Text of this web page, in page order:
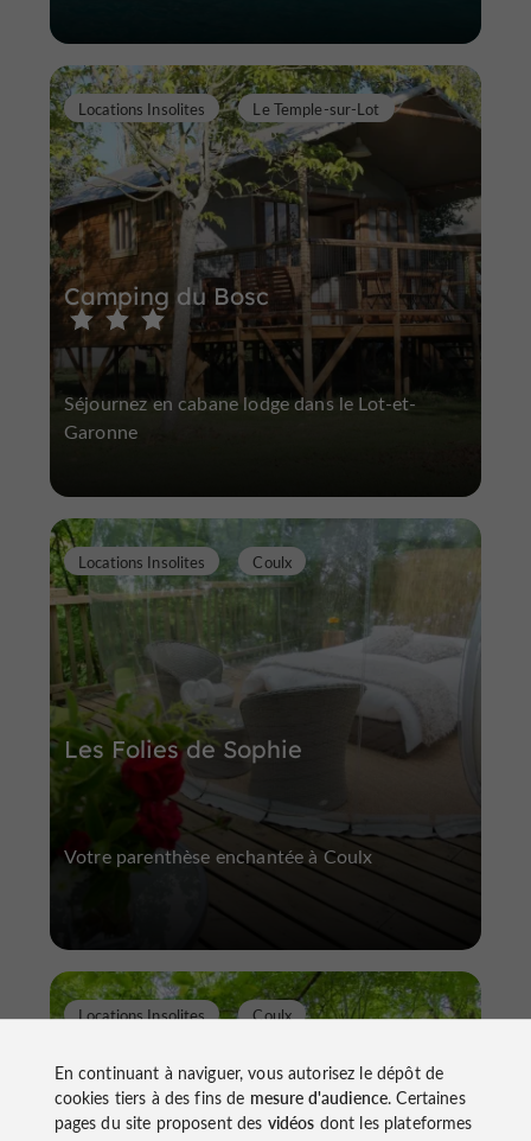
Camping du Bosc
Locations Insolites Le Temple-sur-Lot
Séjournez en cabane lodge dans le Lot-et-
Garonne
Les Folies de Sophie
Locations Insolites Coulx
Votre parenthèse enchantée à Coulx
Locations Insolites Coulx
En continuant à naviguer, vous autorisez le dépôt de
cookies tiers à des fins de mesure d'audience. Certaines
pages du site proposent des vidéos dont les plateformes